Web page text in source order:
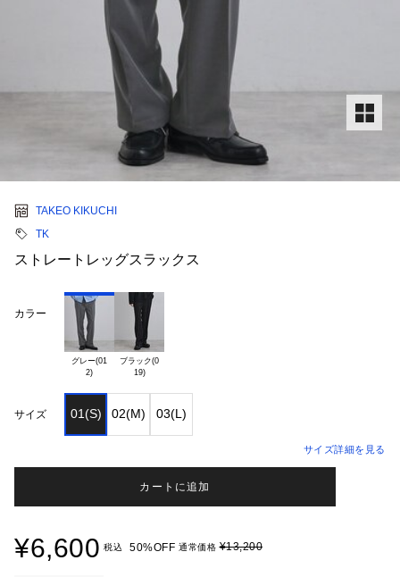
TAKEO KIKUCHI
TK
ストレートレッグスラックス
カラー
グレー(01
ブラック(0
19)
サイズ 01(S) 02(M) 03(L)
サイズ詳細を見る
カートに追加
¥6,600 税込 50%OFF 通常価格¥13,200